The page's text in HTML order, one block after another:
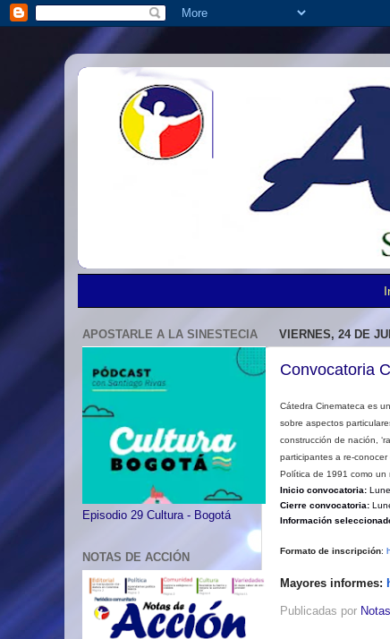
VIERNES, 24 DE
Convocatoria
Cátedra Cinemateca es
sobre aspectos
construcción de nación,
participantes a re-
Política de 1991 como un
Inicio convocatoria:
Cierre convocatoria:
Información
Formato de inscripción:
Mayores informes:
Publicadas por
APOSTARLE A LA SINESTECIA
Episodio 29 Cultura - Bogotá
NOTAS DE ACCIÓN